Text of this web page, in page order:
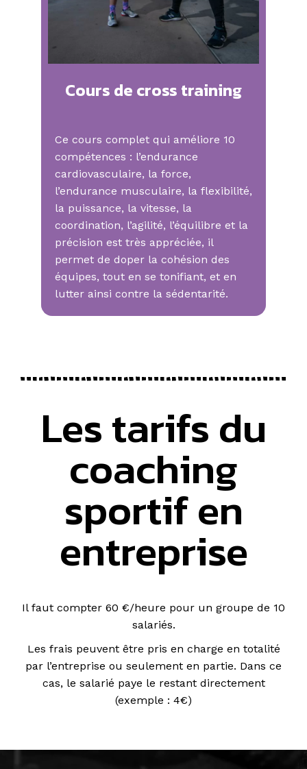
Cours de cross training
Ce cours complet qui améliore 10
compétences : l’endurance
cardiovasculaire, la force,
l’endurance musculaire, la flexibilité,
la puissance, la vitesse, la
coordination, l’agilité, l’équilibre et la
précision est très appréciée, il
permet de doper la cohésion des
équipes, tout en se tonifiant, et en
lutter ainsi contre la sédentarité.
Les tarifs du
coaching
sportif en
entreprise
Il faut compter 60 €/heure pour un groupe de 10
salariés.
Les frais peuvent être pris en charge en totalité
par l’entreprise ou seulement en partie. Dans ce
cas, le salarié paye le restant directement
(exemple : 4€)